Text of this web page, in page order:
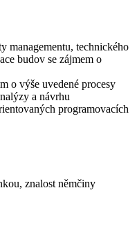
managementu, technického
budov se zájmem o
o výše uvedené procesy
a návrhu
programovacích
znalost němčiny